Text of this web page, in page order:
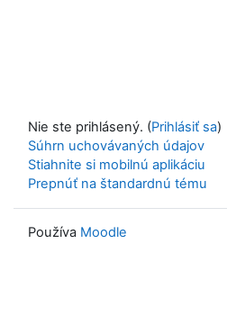
Nie ste prihlásený. (Prihlásiť sa)
Súhrn uchovávaných údajov
Stiahnite si mobilnú aplikáciu
Prepnúť na štandardnú tému
Používa Moodle